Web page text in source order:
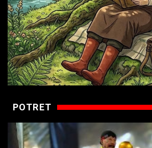
POTRET